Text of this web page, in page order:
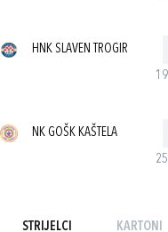
HNK SLAVEN TROGIR
NK GOŠK KAŠTELA
STRIJELCI KARTONI